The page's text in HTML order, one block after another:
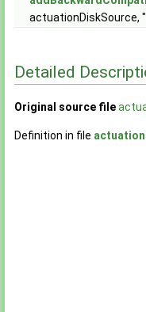
actuationDiskSource,
Detailed
Original source file
Definition in file